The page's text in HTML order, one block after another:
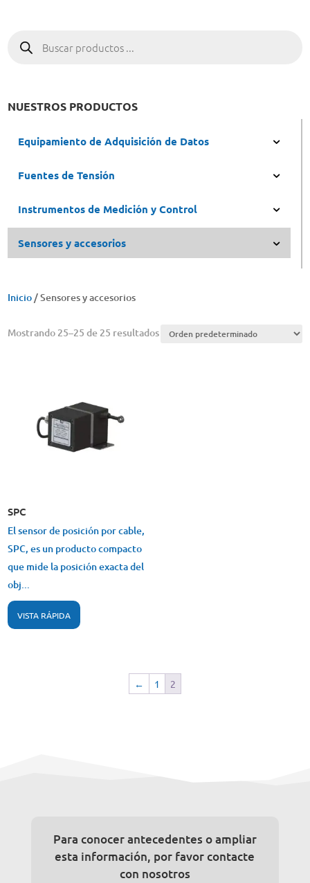
productos
NUESTROS PRODUCTOS
Equipamiento de Adquisición de Datos
Fuentes de Tensión
Instrumentos de Medición y Control
Sensores y accesorios
Inicio/ Sensores y accesorios
Mostrando 25–25 de 25 resultados
SPC
El sensor de posición por cable,
SPC, es un producto compacto
que mide la posición exacta del
obj...
VISTA RÁPIDA
← 1 2
Para conocer antecedentes o ampliar
esta información, por favor contacte
con nosotros